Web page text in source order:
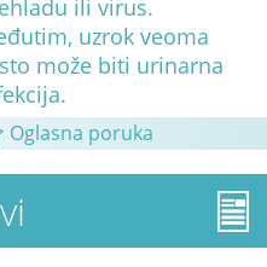
ili virus.
uzrok veoma
može biti urinarna
Oglasna poruka